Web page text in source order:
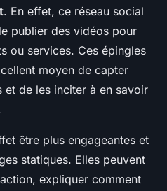
. En effet, ce réseau social
publier des vidéos pour
ou services. Ces épingles
moyen de capter
et de les inciter à en savoir
être plus engageantes et
statiques. Elles peuvent
expliquer comment